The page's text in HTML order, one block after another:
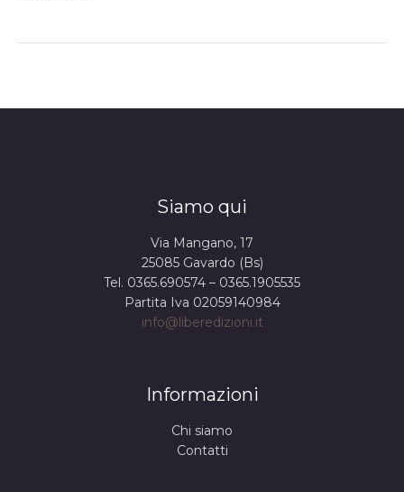
Siamo qui
Via Mangano, 17
25085 Gavardo (Bs)
Tel. 0365.690574 – 0365.1905535
Partita Iva 02059140984
info@liberedizioni.it
Informazioni
Chi siamo
Contatti